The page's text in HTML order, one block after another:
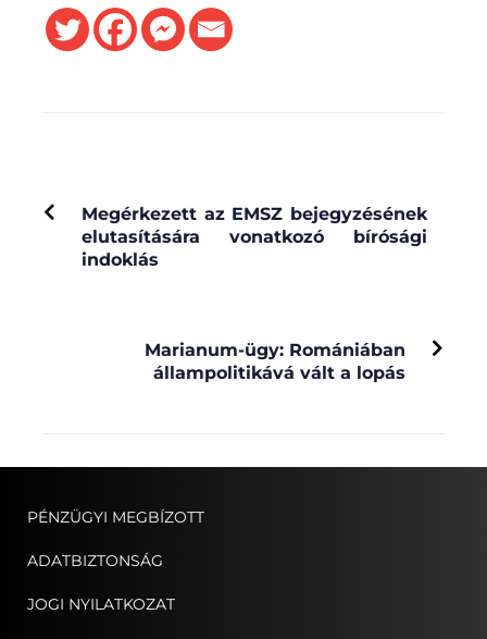
Megérkezett az EMSZ bejegyzésének
elutasítására vonatkozó bírósági
indoklás
Marianum-ügy: Romániában
állampolitikává vált a lopás
PÉNZÜGYI MEGBÍZOTT
ADATBIZTONSÁG
JOGI NYILATKOZAT